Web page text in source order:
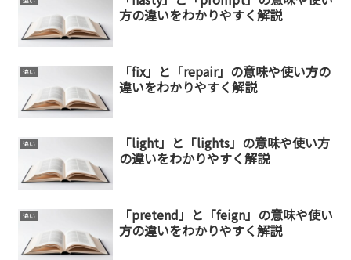
方の違いをわかりやすく解説
違い
「fix」と「repair」の意味や使い方の
違いをわかりやすく解説
違い
「light」と「lights」の意味や使い方
の違いをわかりやすく解説
違い
「pretend」と「feign」の意味や使い
方の違いをわかりやすく解説